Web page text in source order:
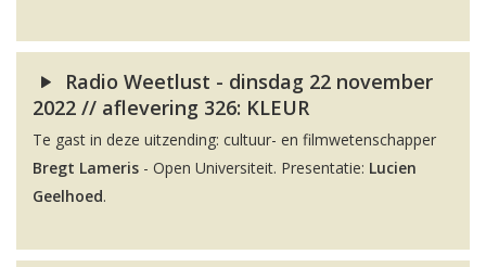
Radio Weetlust - dinsdag 22 november
2022 // aflevering 326: KLEUR
Te gast in deze uitzending: cultuur- en filmwetenschapper
Bregt Lameris - Open Universiteit. Presentatie: Lucien
Geelhoed.